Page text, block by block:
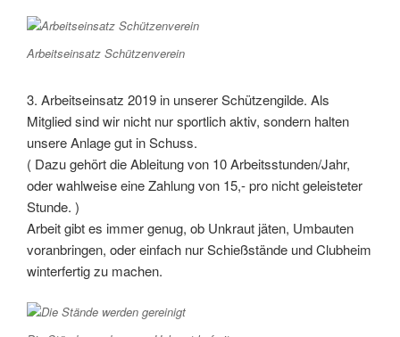
Arbeitseinsatz Schützenverein
3. Arbeitseinsatz 2019 in unserer Schützengilde. Als
Mitglied sind wir nicht nur sportlich aktiv, sondern halten
unsere Anlage gut in Schuss.
( Dazu gehört die Ableitung von 10 Arbeitsstunden/Jahr,
oder wahlweise eine Zahlung von 15,- pro nicht geleisteter
Stunde. )
Arbeit gibt es immer genug, ob Unkraut jäten, Umbauten
voranbringen, oder einfach nur Schießstände und Clubheim
winterfertig zu machen.